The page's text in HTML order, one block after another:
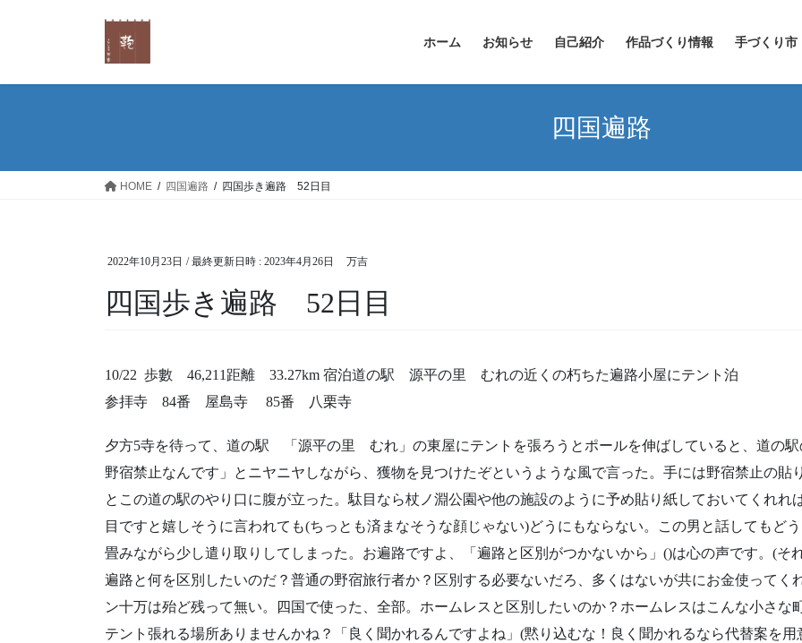
ホーム お知らせ 自己紹介 作品づくり情報 手づくり市
四国遍路
HOME 四国遍路 四国歩き遍路 52日目
2022年10月23日 / 最終更新日時 : 2023年4月26日 万吉
四国歩き遍路 52日目
10/22 歩數 46,211 距離 33.27km 宿泊道の駅 源平の里 むれの近くの朽ちた遍路小屋にテント泊
参拝寺 84番 屋島寺 85番 八栗寺
夕方5寺を待って、道の駅 「源平の里 むれ」の東屋にテントを張ろうとポールを伸ばしていると、道の駅
野宿禁止なんです」とニヤニヤしながら、獲物を見つけたぞというような風で言った。手には野宿禁止の
とこの道の駅のやり口に腹が立った。駄目なら杖ノ淵公園や他の施設のように予め貼り紙しておいてくれ
目ですと嬉しそうに言われても(ちっとも済まなそうな顔じゃない)どうにもならない。この男と話してもど
畳みながら少し遣り取りしてしまった。お遍路ですよ、「遍路と区別がつかないから」 ()は心の声です。 (そ
遍路と何を区別したいのだ？普通の野宿旅行者か？区別する必要ないだろ、多くはないが共にお金使ってく
ン十万は殆ど残って無い。四国で使った、全部。ホームレスと区別したいのか？ホームレスはこんな小さな
テント張れる場所ありませんかね？「良く聞かれるんですよね」 (黙り込むな！良く聞かれるなら代替案を